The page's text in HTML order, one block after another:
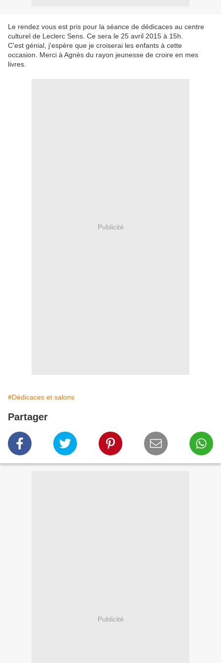
Le rendez vous est pris pour la séance de dédicaces au centre
culturel de Leclerc Sens. Ce sera le 25 avril 2015 à 15h.
C'est génial, j'espère que je croiserai les enfants à cette
occasion. Merci à Agnès du rayon jeunesse de croire en mes
livres.
Publicité
#Dédicaces et salons
Partager
Publicité